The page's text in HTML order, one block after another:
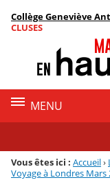
Menu de la
Contenu
Collège Geneviève
CLUSES
MENU
Vous êtes ici : Accueil›
Voyage à Londres Mars